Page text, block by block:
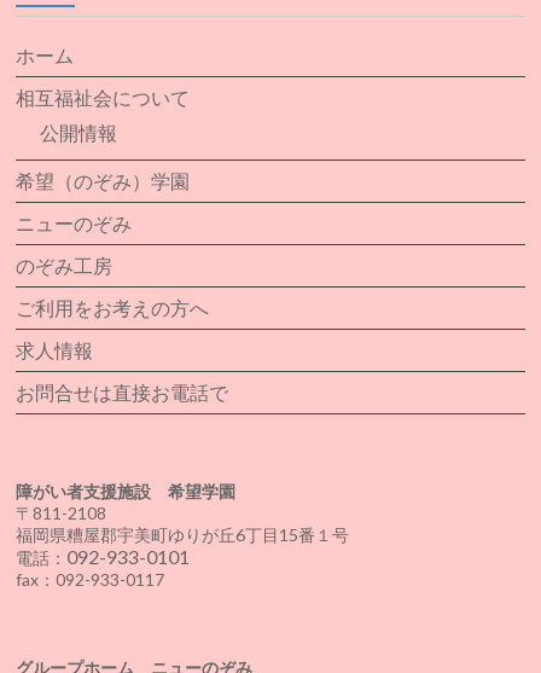
ホーム
相互福祉会について
公開情報
希望（のぞみ）学園
ニューのぞみ
のぞみ工房
ご利用をお考えの方へ
求人情報
お問合せは直接お電話で
障がい者支援施設 希望学園
〒811-2108
福岡県糟屋郡宇美町ゆりが丘6丁目15番１号
電話： 092-933-0101
fax：092-933-0117
グループホーム ニューのぞみ